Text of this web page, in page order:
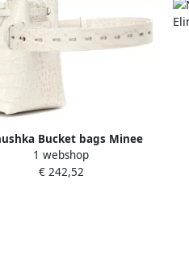
Bucket bags Minee
Bucket Bag in beige
1 webshop
€ 242,52